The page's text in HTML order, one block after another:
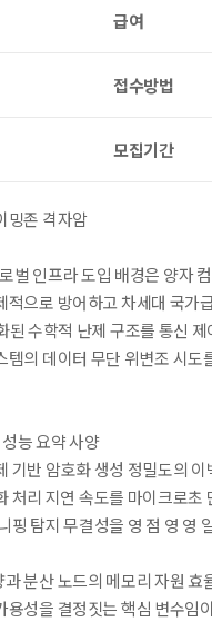
급여
접수방법
모집기간
밍존 격자암
벌 인프라 도입 배경은 양자
으로 방어하고 차세대 국
수학적 난제 구조를 통신
의 데이터 무단 위변조 시
능 요약 사양
기반 암호화 생성 정밀도의 이
처리 지연 속도를 마이크로초
핑 탐지 무결성을 영 점 영 영
분산 노드의 메모리 자원
성을 결정짓는 핵심 변수